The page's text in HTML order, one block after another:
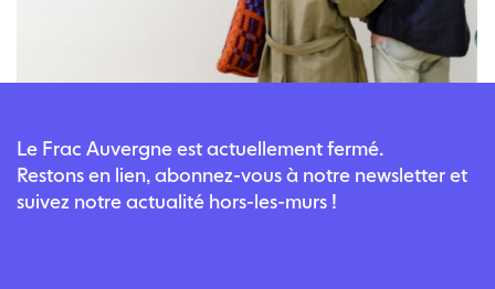
Le Frac Auvergne est actuellement fermé.
Restons en lien, abonnez-vous à notre newsletter et
suivez notre actualité hors-les-murs !